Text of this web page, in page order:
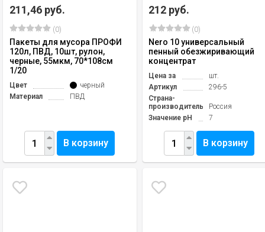
211,46 руб.
(0)
Пакеты для мусора ПРОФИ
120л, ПВД, 10шт, рулон,
черные, 55мкм, 70*108см
1/20
Цвет
черный
Материал
ПВД
В корзину
212 руб.
(0)
Nero 10 универсальный
пенный обезжиривающий
концентрат
Цена за
шт.
Артикул
296-5
Страна-
производитель
Россия
Значение pH
7
В корзину